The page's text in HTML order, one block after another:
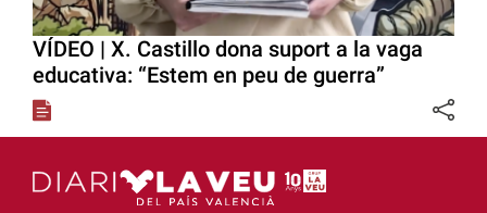
VÍDEO | X. Castillo dona suport a la vaga
educativa: “Estem en peu de guerra”